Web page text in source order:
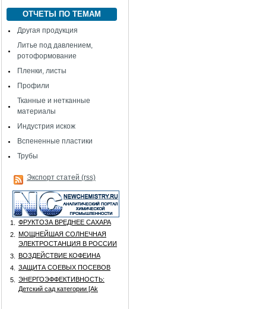
ОТЧЕТЫ ПО ТЕМАМ
Другая продукция
Литье под давлением,
ротоформование
Пленки, листы
Профили
Тканные и нетканные
материалы
Индустрия искож
Вспененные пластики
Трубы
Экспорт статей (rss)
1.
ФРУКТОЗА ВРЕДНЕЕ САХАРА
2.
МОЩНЕЙШАЯ СОЛНЕЧНАЯ
ЭЛЕКТРОСТАНЦИЯ В РОССИИ
3.
ВОЗДЕЙСТВИЕ КОФЕИНА
4.
ЗАЩИТА СОЕВЫХ ПОСЕВОВ
5.
ЭНЕРГОЭФФЕКТИВНОСТЬ:
Детский сад категории [Аk